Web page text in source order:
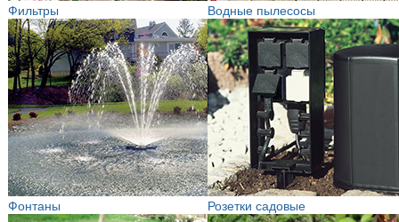
Фильтры Водные пылесосы
Фонтаны Розетки садовые